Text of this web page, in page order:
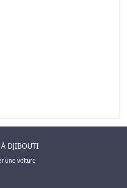
DJIBOUTI
une voiture